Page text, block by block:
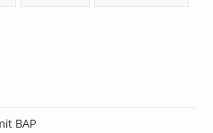
BAP